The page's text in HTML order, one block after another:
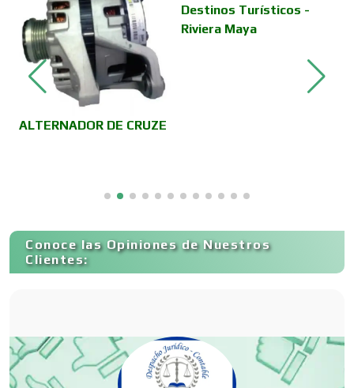
Cámaras de Comercio
Camiones para Fletes
Capacitación
Carpinterías
ALTERNADOR DE CRUZE
Destinos Turísticos -
Riviera Maya
Conoce las Opiniones de Nuestros
Clientes: